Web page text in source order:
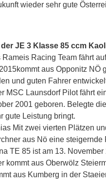
wieder sehr gute
JE 3 Klasse 85 ccm
Racing Team fährt
aus Opponitz NÖ
und guten Fahrer
MSC Launsdorf Pilot fährt
2001 geboren. Belegte
gute Leistung bringt.
Mit zwei vierten Plätzen
aus Nö eine
TE 85 ist am 13.
kommt aus Oberwölz
aus Kumberg in der